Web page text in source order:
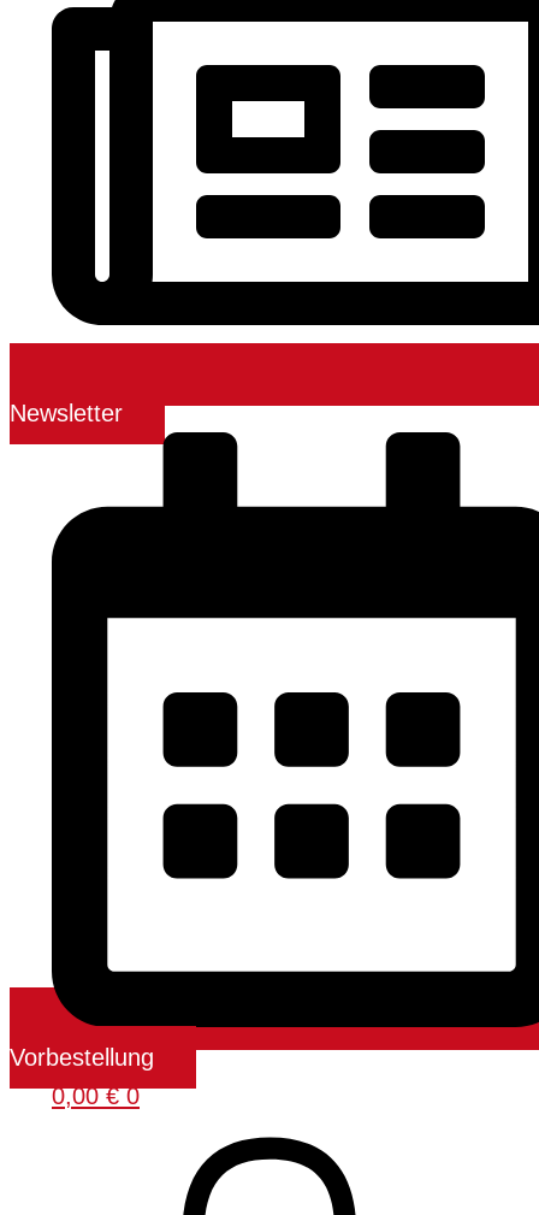
Newsletter
Vorbestellung
0,00€ 0